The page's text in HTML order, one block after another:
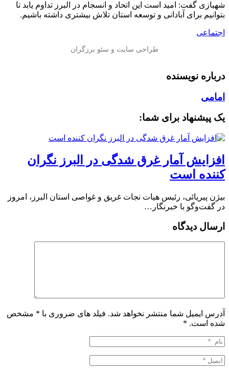
شهبازی گفت: امید است این اتحاد و انسجام در البرز تداوم یابد تا
بتوانیم برای آبادانی و توسعه استان تلاش بیشتری داشته باشیم.
اجتماعی
درباره نویسنده
امامی
یک پیشنهاد برای شما:
افزایش آمار غرق شدگی در البرز نگران
کننده است
بیژن پیریائی، رئیس هیات نجات غریق و غواصی استان البرز، امروز
در گفت‌وگو با خبرنگار…
ارسال دیدگاه
آدرس ایمیل شما منتشر نخواهد شد. فیلد های ضروری با * مشخص
شده است. *